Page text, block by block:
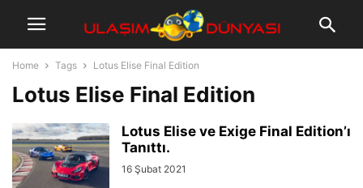
Home Tags Lotus Elise Final Edition
Lotus Elise Final Edition
Lotus Elise ve Exige Final Edition’ı
Tanıttı.
16 Şubat 2021